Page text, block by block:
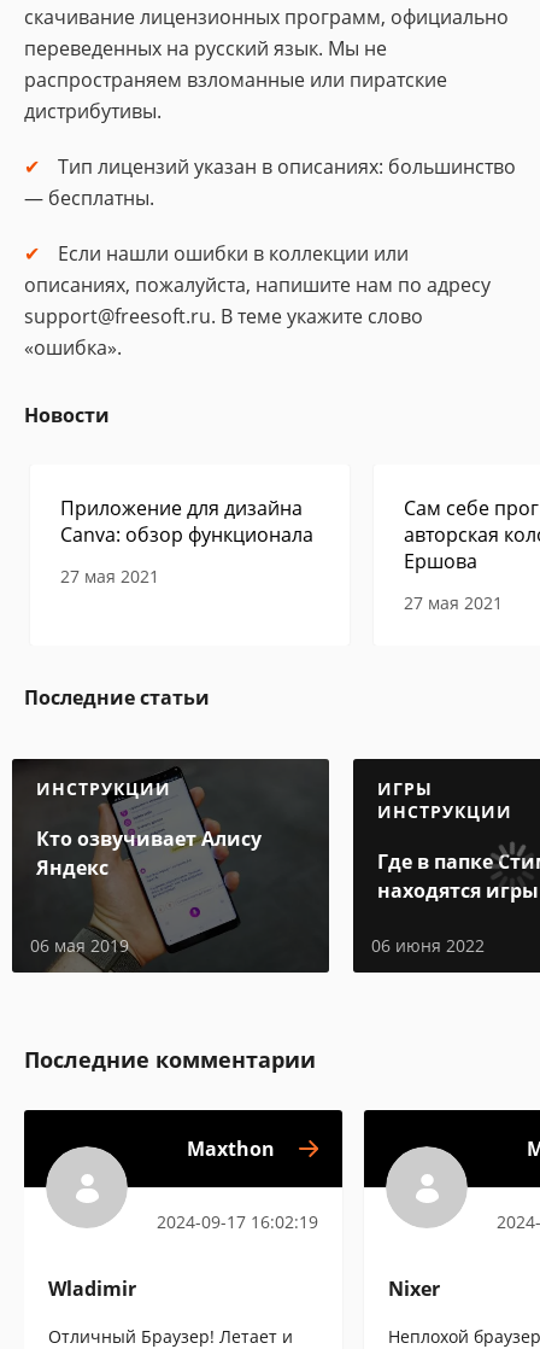
скачивание лицензионных программ, официально
переведенных на русский язык. Мы не
распространяем взломанные или пиратские
дистрибутивы.
Тип лицензий указан в описаниях: большинство
— бесплатны.
Если нашли ошибки в коллекции или
описаниях, пожалуйста, напишите нам по адресу
support@freesoft.ru. В теме укажите слово
«ошибка».
Новости
Приложение для дизайна
Canva: обзор функционала
27 мая 2021
Сам себе
авторская
Ершова
27 мая 2021
Последние статьи
ИНСТРУКЦИИ
Кто озвучивает Алису
Яндекс
06 мая 2019
ИГРЫ
ИНСТРУКЦИИ
Где в папке
находятся игры
06 июня 2022
Последние комментарии
Maxthon
2024-09-17 16:02:19
Wladimir
Отличный Браузер! Летает и
Nixer
Неплохой